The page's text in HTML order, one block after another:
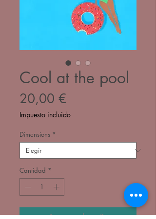
Cool at the pool
20,00 €
Impuesto incluido
Dimensions *
Cantidad *
Agregar al carrito